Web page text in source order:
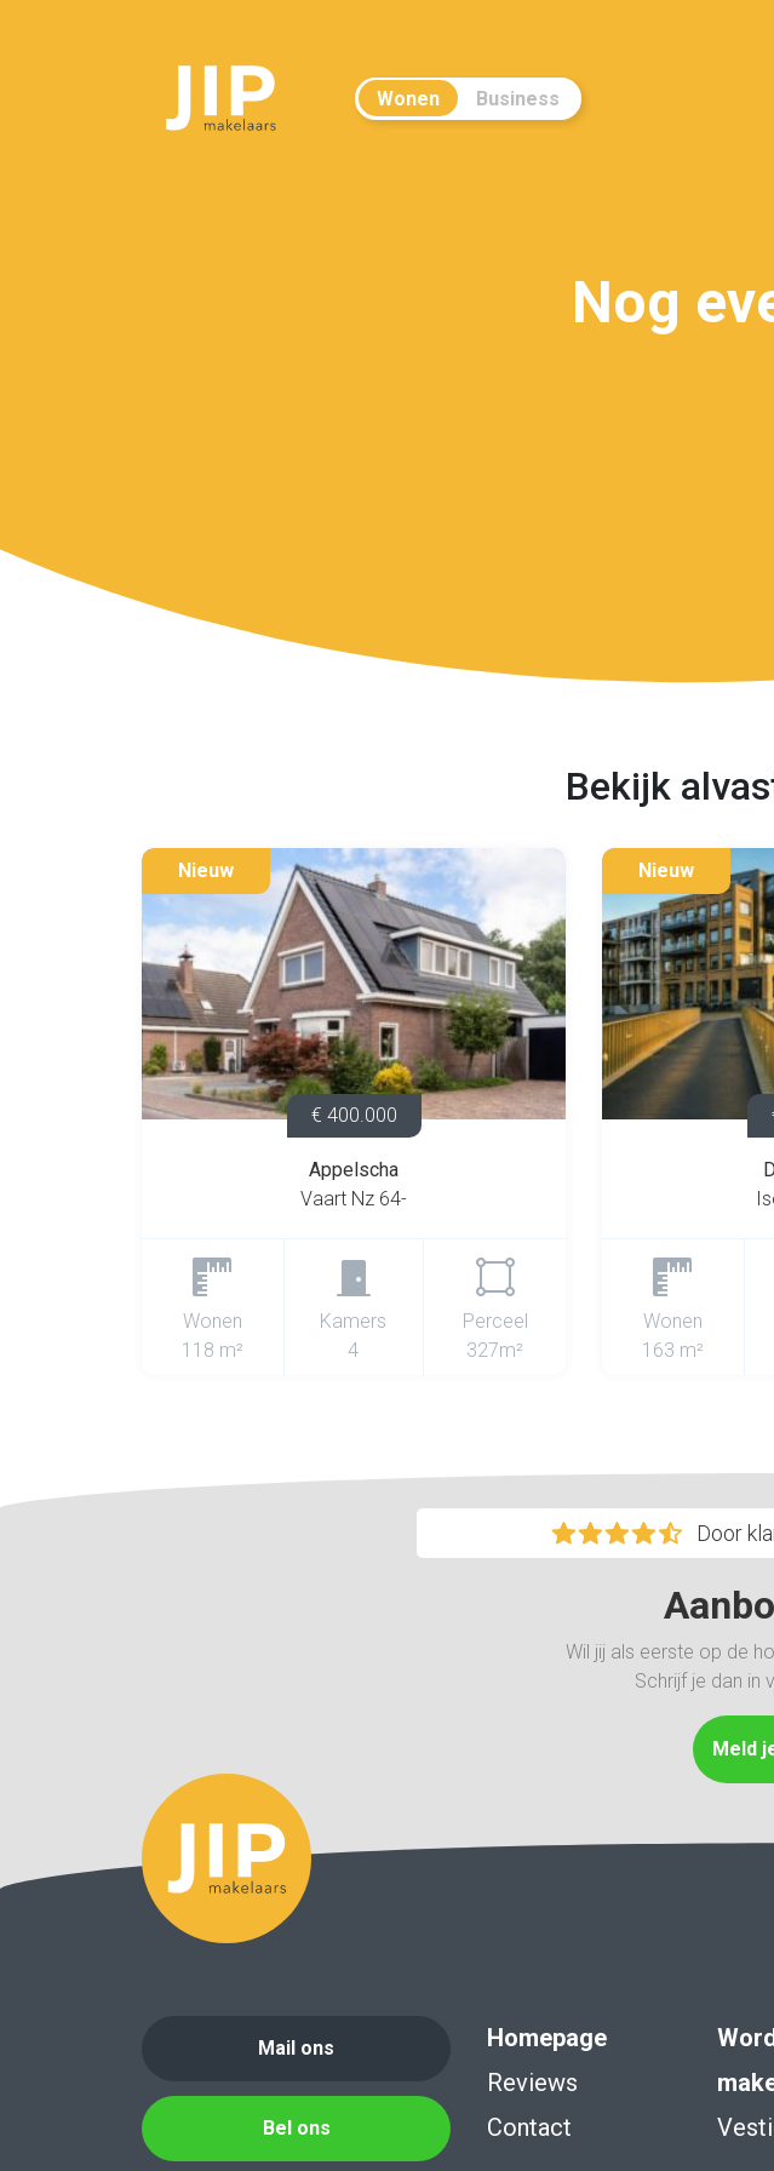
Wonen Business
Nog
Bekijk
Nieuw
€ 400.000
Appelscha
Vaart Nz 64-
Wonen
118 m²
Kamers
4
Perceel
327m²
Nieuw
Wonen
163 m²
Door
Wil jij als eerste op de
Schrijf je dan in
Meld
Mail ons
Bel ons
Homepage
Reviews
Contact